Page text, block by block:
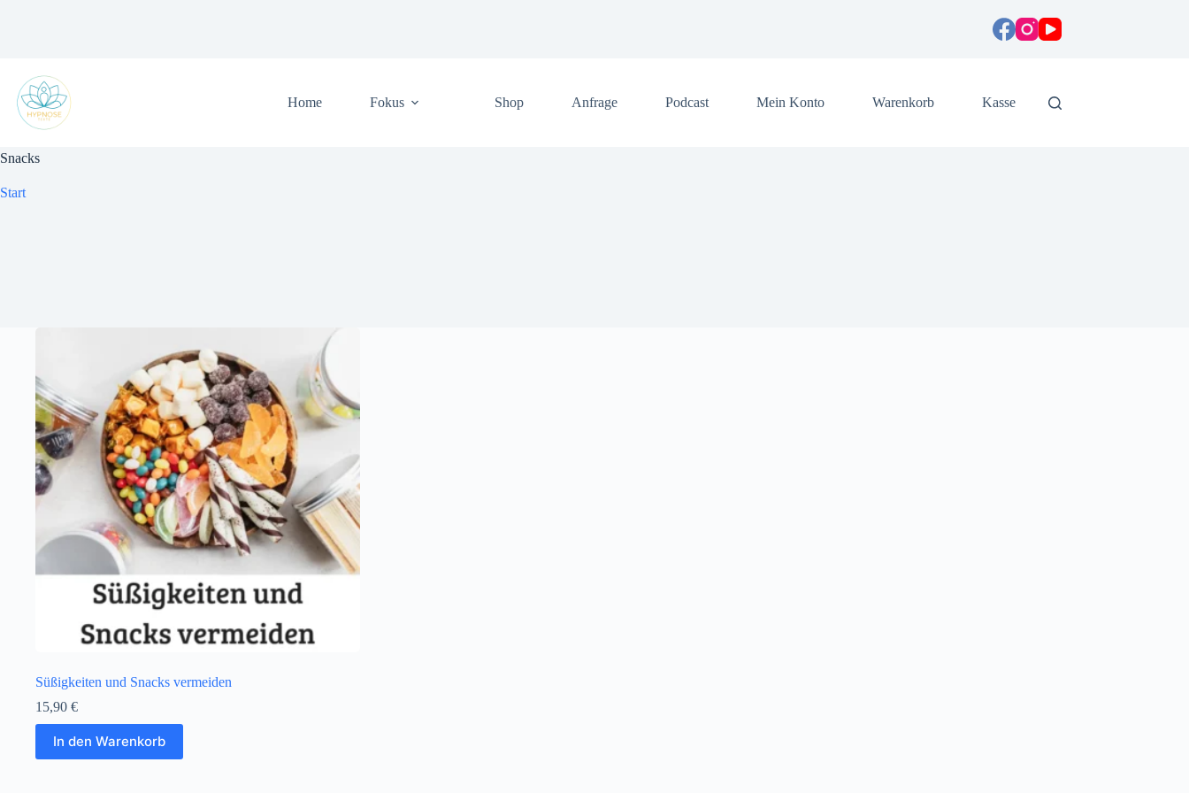
Home Fokus Shop Anfrage Podcast Mein Konto Warenkorb Kasse
Snacks
Start
Süßigkeiten und Snacks vermeiden
15,90 €
In den Warenkorb